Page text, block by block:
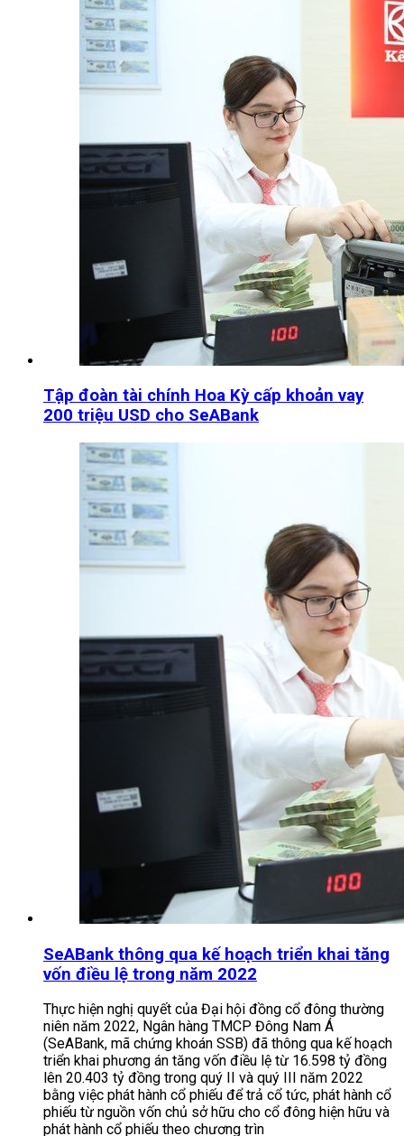
Tập đoàn tài chính Hoa Kỳ cấp khoản vay
200 triệu USD cho SeABank
SeABank thông qua kế hoạch triển khai tăng
vốn điều lệ trong năm 2022
Thực hiện nghị quyết của Đại hội đồng cổ đông thường
niên năm 2022, Ngân hàng TMCP Đông Nam Á
(SeABank, mã chứng khoán SSB) đã thông qua kế hoạch
triển khai phương án tăng vốn điều lệ từ 16.598 tỷ đồng
lên 20.403 tỷ đồng trong quý II và quý III năm 2022
bằng việc phát hành cổ phiếu để trả cổ tức, phát hành cổ
phiếu từ nguồn vốn chủ sở hữu cho cổ đông hiện hữu và
phát hành cổ phiếu theo chương trìn